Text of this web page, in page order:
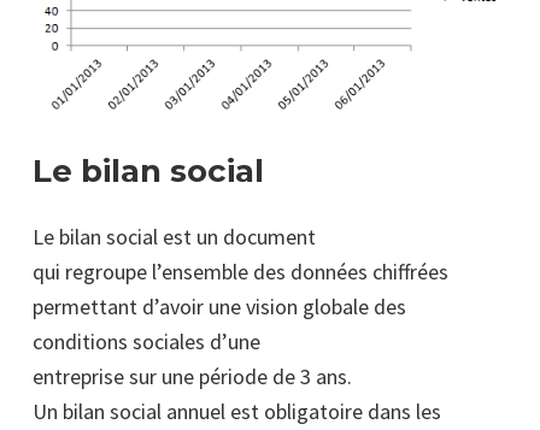
Le bilan social
Le bilan social est un document
qui regroupe l’ensemble des données chiffrées
permettant d’avoir une vision globale des
conditions sociales d’une
entreprise sur une période de 3 ans.
Un bilan social annuel est obligatoire dans les